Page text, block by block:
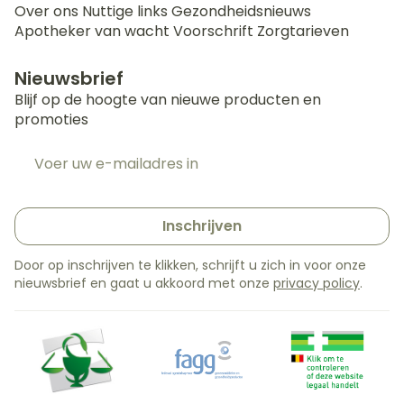
Over ons Nuttige links Gezondheidsnieuws
Apotheker van wacht Voorschrift Zorgtarieven
Nieuwsbrief
Blijf op de hoogte van nieuwe producten en
promoties
Inschrijven
Door op inschrijven te klikken, schrijft u zich in voor onze
nieuwsbrief en gaat u akkoord met onze privacy policy.